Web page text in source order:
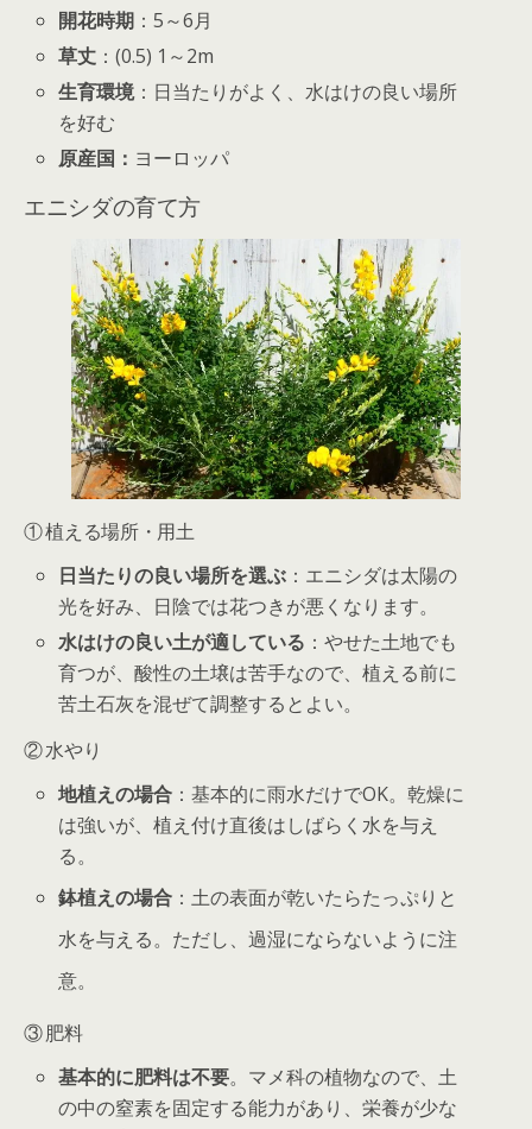
開花時期 ：5～6月
草丈 ：(0.5) 1～2m
生育環境：日当たりがよく、水はけの良い場所
を好む
原産国： ヨーロッパ
エニシダの育て方
① 植える場所・用土
日当たりの良い場所を選ぶ ：エニシダは太陽の
光を好み、日陰では花つきが悪くなります。
水はけの良い土が適している ：やせた土地でも
育つが、酸性の土壌は苦手なので、植える前に
苦土石灰を混ぜて調整するとよい。
② 水やり
地植えの場合 ：基本的に雨水だけでOK。乾燥に
は強いが、植え付け直後はしばらく水を与え
る。
鉢植えの場合 ：土の表面が乾いたらたっぷりと
水を与える。ただし、過湿にならないように注
意。
③ 肥料
基本的に肥料は不要。マメ科の植物なので、土
の中の窒素を固定する能力があり、栄養が少な